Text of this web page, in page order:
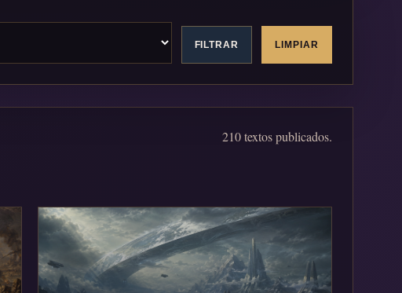
FILTRAR LIMPIAR
210 textos publicados.